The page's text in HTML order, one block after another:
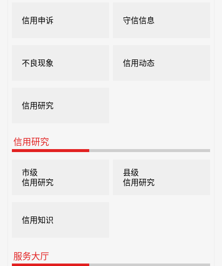
信用申诉 守信信息
不良现象 信用动态
信用研究
信用研究
市级
信用研究
县级
信用研究
信用知识
服务大厅